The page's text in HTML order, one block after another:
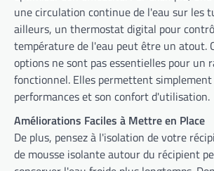
une circulation continue de l'eau sur les
ailleurs, un thermostat digital pour
température de l'eau peut être un atout.
options ne sont pas essentielles pour un
fonctionnel. Elles permettent
performances et son confort d'utilisation.
Améliorations Faciles à Mettre en Place
De plus, pensez à l'isolation de votre
de mousse isolante autour du récipient